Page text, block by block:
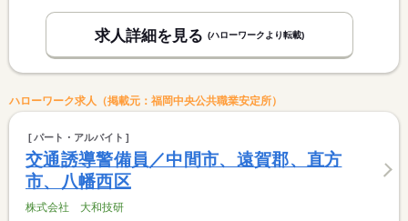
求人詳細を見る (ハローワークより転載)
ハローワーク求人（掲載元：福岡中央公共職業安定所）
パート・アルバイト
交通誘導警備員／中間市、遠賀郡、直方
市、八幡西区
株式会社 大和技研